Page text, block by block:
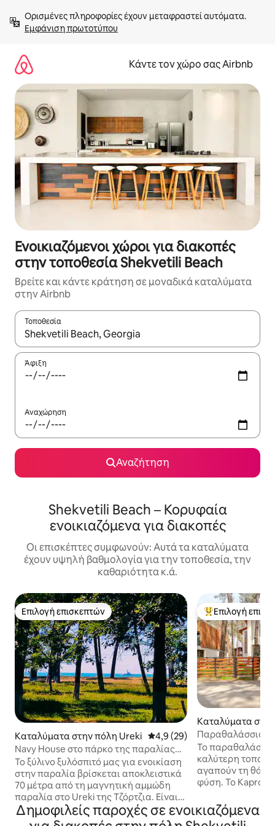
στο
περιεχόμενοΕμφάνιση πρωτοτύπου
Κάντε τον χώρο σας Airbnb
Ενοικιαζόμενοι χώροι για διακοπές
στην τοποθεσία Shekvetili Beach
Βρείτε και κάντε κράτηση σε μοναδικά καταλύματα
στην Airbnb
Τοποθεσία
Όταν τα αποτελέσματα είναι διαθέσιμα, μπορείτε να
Άφιξη
Αναχώρηση
Αναζήτηση
Shekvetili Beach – Κορυφαία
ενοικιαζόμενα για διακοπές
Οι επισκέπτες συμφωνούν: Αυτά τα καταλύματα
έχουν υψηλή βαθμολογία για την τοποθεσία, την
καθαριότητα κ.ά.
Επιλογή επισκεπτών
Επιλογή επισκεπτών
Καταλύματα στην πόλη Ureki Μέση βαθμολογία: 4,9 στα 5,
4,9 (29)
Navy House στο πάρκο της παραλίας
Magnetic Sand
Το ξύλινο ξυλόσπιτό μας για ενοικίαση
στην παραλία βρίσκεται αποκλειστικά
70 μέτρα από τη μαγνητική αμμώδη
παραλία στο Ureki της Τζόρτζια. Είναι
ένα ιδανικό μέρος για να αποδράσετε
οποιαδήποτε εποχή (εκτός από τις
Κορυφαία
Επιλογή
Καταλύματα
ani
Παραθαλάσσιο
στο πευκοδάσος
Το παραθαλάσσιο
καλύτερη
αγαπούν τη
φύση. Το
Το σπίτι είναι
φιλοξενήσει 9
Δημοφιλείς παροχές σε ενοικιαζόμενα